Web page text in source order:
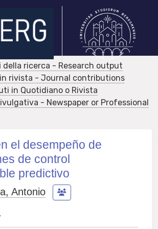
della ricerca - Research output
rivista - Journal contributions
in Quotidiano o Rivista
- Newspaper or Professional
el desempeño de
de control
predictivo
Antonio